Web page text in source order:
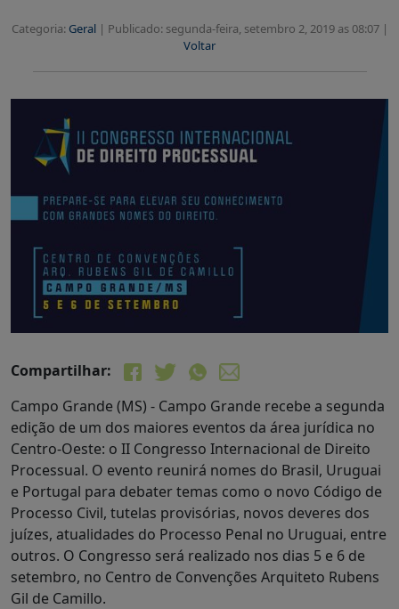
Categoria: Geral| Publicado: segunda-feira, setembro 2, 2019 as 08:07 |
Voltar
Compartilhar:
Campo Grande (MS) - Campo Grande recebe a segunda
edição de um dos maiores eventos da área jurídica no
Centro-Oeste: o II Congresso Internacional de Direito
Processual. O evento reunirá nomes do Brasil, Uruguai
e Portugal para debater temas como o novo Código de
Processo Civil, tutelas provisórias, novos deveres dos
juízes, atualidades do Processo Penal no Uruguai, entre
outros. O Congresso será realizado nos dias 5 e 6 de
setembro, no Centro de Convenções Arquiteto Rubens
Gil de Camillo.